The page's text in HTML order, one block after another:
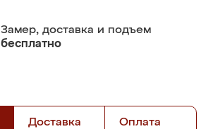
Замер, доставка и подъем
бесплатно
Доставка Оплата